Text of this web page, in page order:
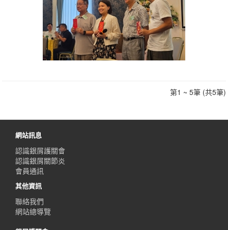
第1 ~ 5筆 (共5筆)
網站訊息
認識銀屑護關會
認識銀屑關節炎
會員通訊
其他資訊
聯絡我們
網站總導覽